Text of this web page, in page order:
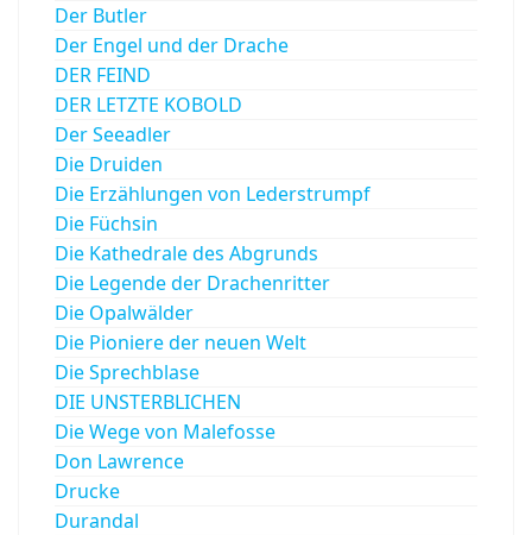
Der Butler
Der Engel und der Drache
DER FEIND
DER LETZTE KOBOLD
Der Seeadler
Die Druiden
Die Erzählungen von Lederstrumpf
Die Füchsin
Die Kathedrale des Abgrunds
Die Legende der Drachenritter
Die Opalwälder
Die Pioniere der neuen Welt
Die Sprechblase
DIE UNSTERBLICHEN
Die Wege von Malefosse
Don Lawrence
Drucke
Durandal